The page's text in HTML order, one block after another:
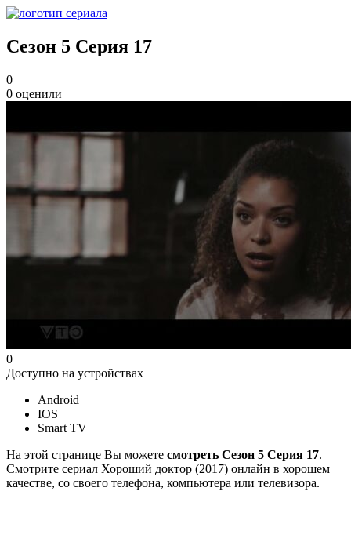
Сезон 5 Серия 17
0
0 оценили
0
Доступно на устройствах
Android
IOS
Smart TV
На этой странице Вы можете смотреть Сезон 5 Серия 17.
Смотрите сериал Хороший доктор (2017) онлайн в хорошем
качестве, со своего телефона, компьютера или телевизора.